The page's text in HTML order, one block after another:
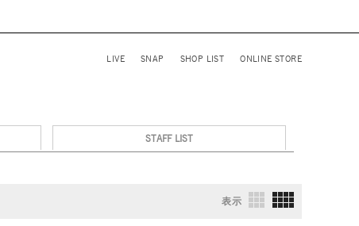
LIVE SNAP SHOP LIST ONLINE STORE
STAFF LIST
表示